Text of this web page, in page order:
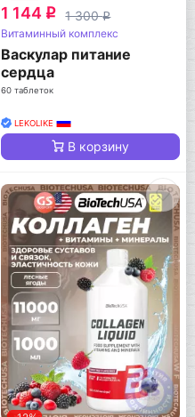
1 144 q 1 300q
Витаминный комплекс
Васкулар питание
сердца
60 таблеток
LEKOLIKE
В корзину